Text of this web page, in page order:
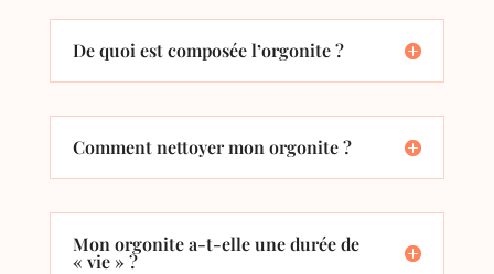
De quoi est composée l’orgonite ?
Comment nettoyer mon orgonite ?
Mon orgonite a-t-elle une durée de
« vie » ?